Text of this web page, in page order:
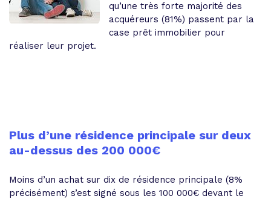
qu’une très forte majorité des
acquéreurs (81%) passent par la
case prêt immobilier pour
réaliser leur projet.
Plus d’une résidence principale sur deux
au-dessus des 200 000€
Moins d’un achat sur dix de résidence principale (8%
précisément) s’est signé sous les 100 000€ devant le